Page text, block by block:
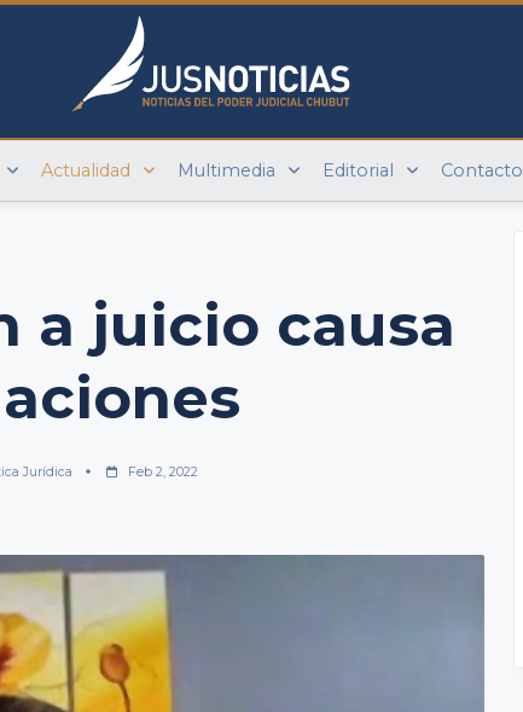
Actualidad Multimedia Editorial Contacto
a juicio causa
Jurídica Feb 2, 2022